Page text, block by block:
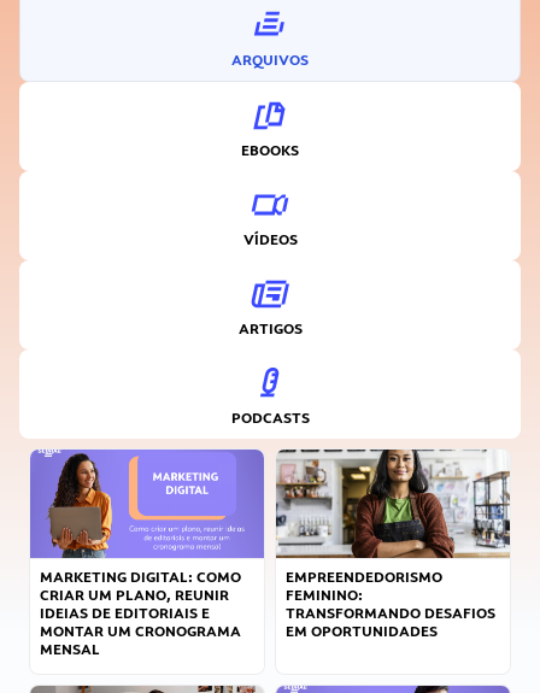
ARQUIVOS
EBOOKS
VÍDEOS
ARTIGOS
PODCASTS
MARKETING DIGITAL: COMO
CRIAR UM PLANO, REUNIR
IDEIAS DE EDITORIAIS E
MONTAR UM CRONOGRAMA
MENSAL
EMPREENDEDORISMO
FEMININO:
TRANSFORMANDO DESAFIOS
EM OPORTUNIDADES